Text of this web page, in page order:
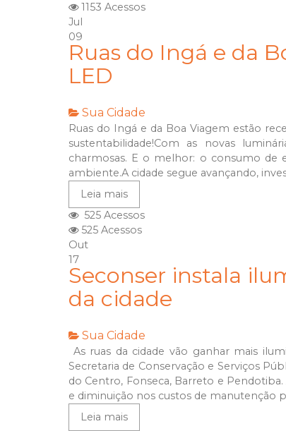
1153 Acessos
Jul
09
Ruas do Ingá e da
LED
Sua Cidade
Ruas do Ingá e da Boa Viagem estão
sustentabilidade!Com as novas
charmosas. E o melhor: o consumo de
ambiente.A cidade segue avançando,
Leia mais
525 Acessos
525 Acessos
Out
17
Seconser instala
da cidade
Sua Cidade
As ruas da cidade vão ganhar mais
Secretaria de Conservação e Serviços
do Centro, Fonseca, Barreto e
e diminuição nos custos de manutenção
Leia mais